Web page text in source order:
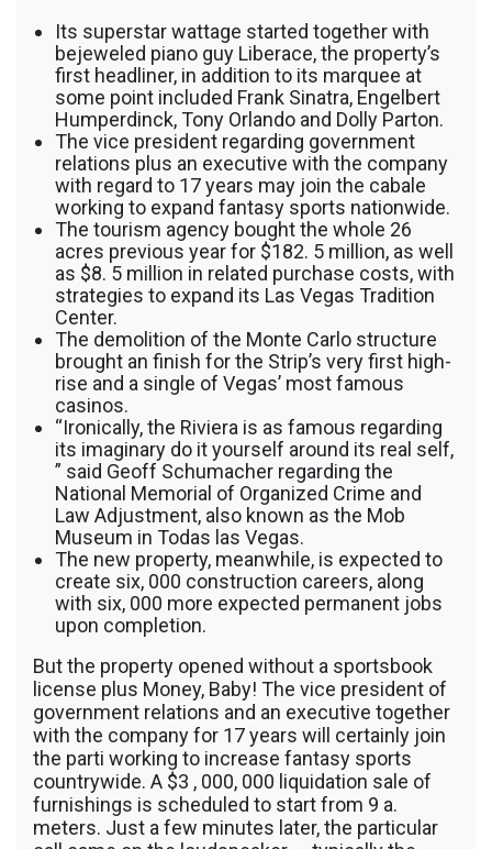
Its superstar wattage started together with
bejeweled piano guy Liberace, the property’s
first headliner, in addition to its marquee at
some point included Frank Sinatra, Engelbert
Humperdinck, Tony Orlando and Dolly Parton.
The vice president regarding government
relations plus an executive with the company
with regard to 17 years may join the cabale
working to expand fantasy sports nationwide.
The tourism agency bought the whole 26
acres previous year for $182. 5 million, as well
as $8. 5 million in related purchase costs, with
strategies to expand its Las Vegas Tradition
Center.
The demolition of the Monte Carlo structure
brought an finish for the Strip’s very first high-
rise and a single of Vegas’ most famous
casinos.
“Ironically, the Riviera is as famous regarding
its imaginary do it yourself around its real self,
” said Geoff Schumacher regarding the
National Memorial of Organized Crime and
Law Adjustment, also known as the Mob
Museum in Todas las Vegas.
The new property, meanwhile, is expected to
create six, 000 construction careers, along
with six, 000 more expected permanent jobs
upon completion.
But the property opened without a sportsbook
license plus Money, Baby! The vice president of
government relations and an executive together
with the company for 17 years will certainly join
the parti working to increase fantasy sports
countrywide. A $3 , 000, 000 liquidation sale of
furnishings is scheduled to start from 9 a.
meters. Just a few minutes later, the particular